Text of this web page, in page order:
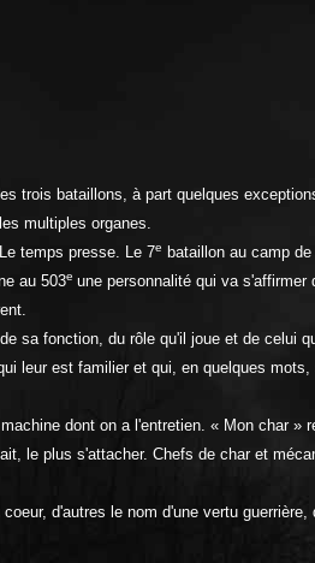
trois bataillons, à part quelques
multiples organes.
temps presse. Le 7e bataillon au camp
au 503e une personnalité qui va
sa fonction, du rôle qu'il joue et de celui
leur est familier et qui, en quelques
dont on a l'entretien. « Mon char
le plus s'attacher. Chefs de char et
d'autres le nom d'une vertu